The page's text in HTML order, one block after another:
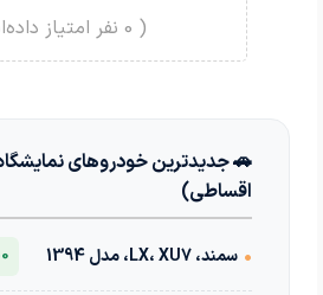
(
0 نفر امتیاز
🚗 جدیدترین خودروهای
اقساطی)
• سمند، LX، XU7، مدل 1394